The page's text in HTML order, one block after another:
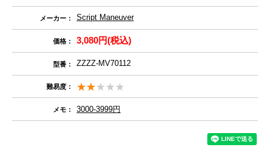
メーカー： Script Maneuver
価格： 3,080円(税込)
型番： ZZZZ-MV70112
難易度：
メモ： 3000-3999円